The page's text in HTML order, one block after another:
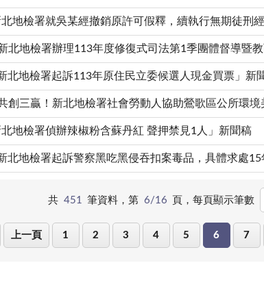
地檢署就吳某經撤銷原許可假釋，續執行無期徒刑
北地檢署辦理113年度修復式司法第1季團體督導暨
北地檢署起訴113年原住民立委候選人現金買票」新
創三贏！新北地檢署社會勞動人協助鶯歌區公所環境
地檢署偵辦辣椒粉含蘇丹紅 聲押禁見1人」新聞稿
北地檢署起訴警察黑吃黑侵吞扣案毒品，具體求處
共 451 筆資料，第 6/16 頁，每頁顯示筆數
上一頁 1 2 3 4 5 6 7